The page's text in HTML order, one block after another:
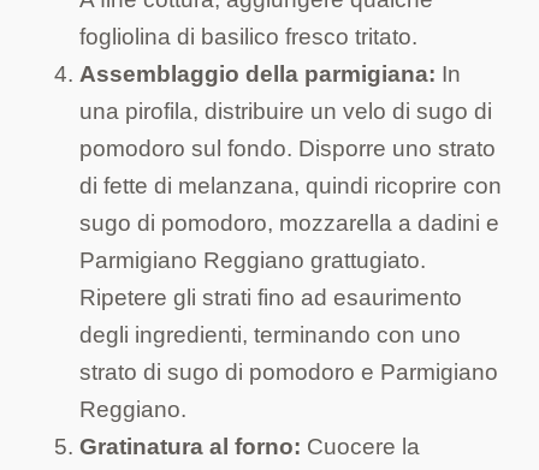
fogliolina di basilico fresco tritato.
Assemblaggio della parmigiana: In
una pirofila, distribuire un velo di sugo di
pomodoro sul fondo. Disporre uno strato
di fette di melanzana, quindi ricoprire con
sugo di pomodoro, mozzarella a dadini e
Parmigiano Reggiano grattugiato.
Ripetere gli strati fino ad esaurimento
degli ingredienti, terminando con uno
strato di sugo di pomodoro e Parmigiano
Reggiano.
Gratinatura al forno: Cuocere la